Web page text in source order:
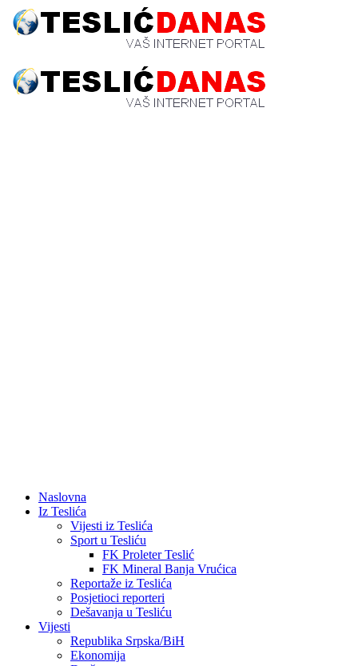
Naslovna
Iz Teslića
Vijesti iz Teslića
Sport u Tesliću
FK Proleter Teslić
FK Mineral Banja Vrućica
Reportaže iz Teslića
Posjetioci reporteri
Dešavanja u Tesliću
Vijesti
Republika Srpska/BiH
Ekonomija